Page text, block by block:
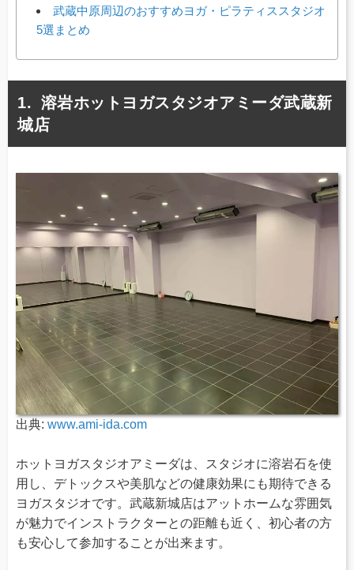
武蔵中原周辺のおすすめヨガ・ピラティススタジオ
5選まとめ
溶岩ホットヨガスタジオアミーダ武蔵新
城店
出典: www.ami-ida.com
ホットヨガスタジオアミーダは、スタジオに溶岩石を使
用し、デトックスや美肌などの健康効果にも期待できる
ヨガスタジオです。武蔵新城店はアットホームな雰囲気
が魅力でインストラクターとの距離も近く、初心者の方
も安心して参加することが出来ます。